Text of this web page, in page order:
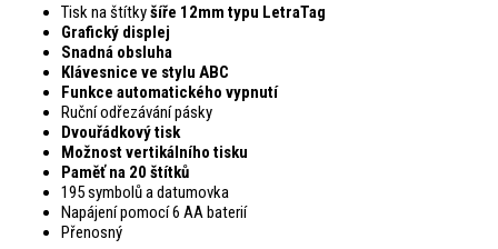
Tisk na štítkyšíře 12mm typu LetraTag
Grafický displej
Snadná obsluha
Klávesnice ve stylu ABC
Funkce automatického vypnutí
Ruční odřezávání pásky
Dvouřádkový tisk
Možnost vertikálního tisku
Paměť na 20 štítků
195 symbolů a datumovka
Napájení pomocí 6 AA baterií
Přenosný